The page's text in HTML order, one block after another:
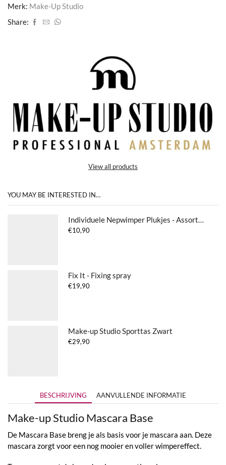
Merk: Make-Up Studio
Share:
View all products
YOU MAY BE INTERESTED IN…
Individuele Nepwimper Plukjes - Assorted
€10,90
Fix It - Fixing spray
€19,90
Make-up Studio Sporttas Zwart
€29,90
BESCHRIJVING AANVULLENDE INFORMATIE
Make-up Studio Mascara Base
De Mascara Base breng je als basis voor je mascara aan. Deze
mascara zorgt voor een nog mooier en voller wimpereffect.